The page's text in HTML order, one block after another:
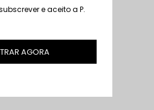
e aceito a P.
AGORA